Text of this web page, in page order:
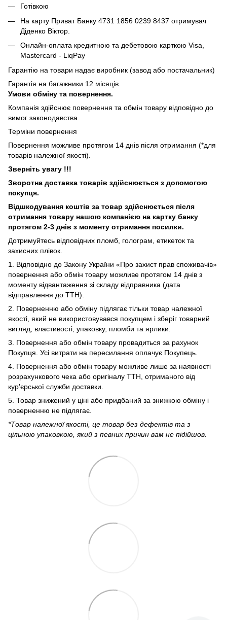
Готівкою
На карту Приват Банку 4731 1856 0239 8437 отримувач
Діденко Віктор.
Онлайн-оплата кредитною та дебетовою карткою Visa,
Mastercard - LiqPay
Гарантію на товари надає виробник (завод або постачальник)
Гарантія на багажники 12 місяців.
Умови обміну та повернення.
Компанія здійснює повернення та обмін товару відповідно до
вимог законодавства.
Терміни повернення
Повернення можливе протягом 14 днів після отримання (*для
товарів належної якості).
Зверніть увагу !!!
Зворотна доставка товарів здійснюється з допомогою
покупця.
Відшкодування коштів за товар здійснюється після
отримання товару нашою компанією на картку банку
протягом 2-3 днів з моменту отримання посилки.
Дотримуйтесь відповідних пломб, голограм, етикеток та
захисних плівок.
1. Відповідно до Закону України «Про захист прав споживачів»
повернення або обмін товару можливе протягом 14 днів з
моменту відвантаження зі складу відправника (дата
відправлення до ТТН).
2. Поверненню або обміну підлягає тільки товар належної
якості, який не використовувався покупцем і зберіг товарний
вигляд, властивості, упаковку, пломби та ярлики.
3. Повернення або обмін товару провадиться за рахунок
Покупця. Усі витрати на пересилання оплачує Покупець.
4. Повернення або обмін товару можливе лише за наявності
розрахункового чека або оригіналу ТТН, отриманого від
кур'єрської служби доставки.
5. Товар знижений у ціні або придбаний за знижкою обміну і
поверненню не підлягає.
*Товар належної якості, це товар без дефектів та з
цільною упаковкою, який з певних причин вам не підійшов.